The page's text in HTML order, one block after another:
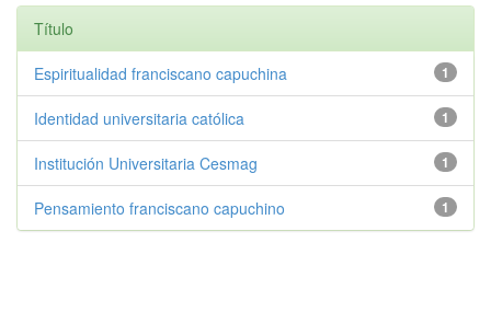
Título
1
Espiritualidad franciscano capuchina
1
Identidad universitaria católica
1
Institución Universitaria Cesmag
1
Pensamiento franciscano capuchino